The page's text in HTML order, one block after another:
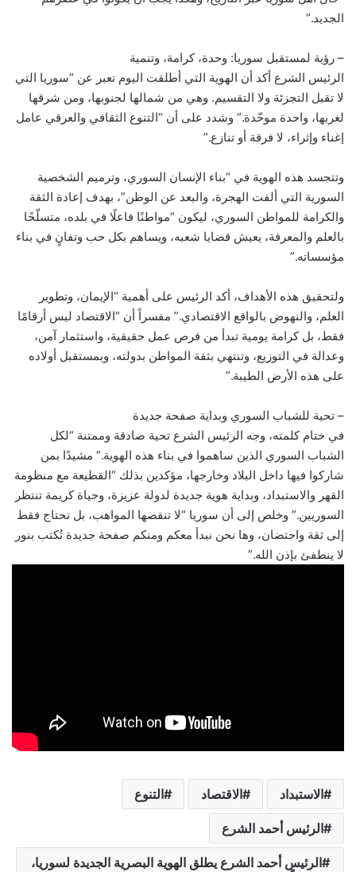
الجديد.”
– رؤية لمستقبل سوريا: وحدة، كرامة، وتنمية
الرئيس الشرع أكد أن الهوية التي أطلقت اليوم تعبر عن “سوريا التي
لا تقبل التجزئة ولا التقسيم. وهي من شمالها لجنوبها، ومن شرقها
لغربها، واحدة موحّدة.” وشدد على أن “التنوع الثقافي والعرقي عامل
إغناء وإثراء، لا فرقة أو تنازع.”
وتتجسد هذه الهوية في “بناء الإنسان السوري، وترميم الشخصية
السورية التي ألفت الهجرة، والبعد عن الوطن”، بهدف إعادة الثقة
والكرامة للمواطن السوري، ليكون “مواطنًا فاعلًا في بلده، متسلّحًا
بالعلم والمعرفة، يعيش قضايا شعبه، ويساهم بكل حب وتفانٍ في بناء
مؤسساته.”
ولتحقيق هذه الأهداف، أكد الرئيس على أهمية “الإيمان، وتطوير
العلم، والنهوض بالواقع الاقتصادي.” مفسراً أن “الاقتصاد ليس أرقامًا
فقط، بل كرامة يومية تبدأ من فرص عمل حقيقية، واستثمار آمن،
وعدالة في التوزيع، وتنتهي بثقة المواطن بدولته، وبمستقبل أولاده
على هذه الأرض الطيبة.”
– تحية للشباب السوري وبداية صفحة جديدة
في ختام كلمته، وجه الرئيس الشرع تحية صادقة وممتنة “لكل
الشباب السوري الذين ساهموا في بناء هذه الهوية.” مشيدًا بمن
شاركوا فيها داخل البلاد وخارجها، مؤكدين بذلك “القطيعة مع منظومة
القهر والاستبداد، وبداية هوية جديدة لدولة عزيزة، وحياة كريمة تنتظر
السوريين.” وخلص إلى أن سوريا “لا تنقصها المواهب، بل تحتاج فقط
إلى ثقة واحتضان، وها نحن نبدأ معكم ومنكم صفحة جديدة تُكتب بنور
لا ينطفئ بإذن الله.”
الاستبداد الاقتصاد التنوع
الرئيس أحمد الشرع
الرئيس أحمد الشرع يطلق الهوية البصرية الجديدة لسوريا،